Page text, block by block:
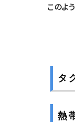
このよ
タ
熱